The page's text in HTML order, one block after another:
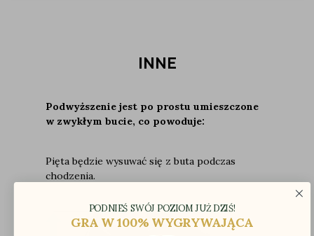
INNE
Podwyższenie jest po prostu umieszczone
w zwykłym bucie, co powoduje:
Pięta będzie wysuwać się z buta podczas
chodzenia.
PODNIEŚ SWÓJ POZIOM JUŻ DZIŚ!
GRA W 100% WYGRYWAJĄCA